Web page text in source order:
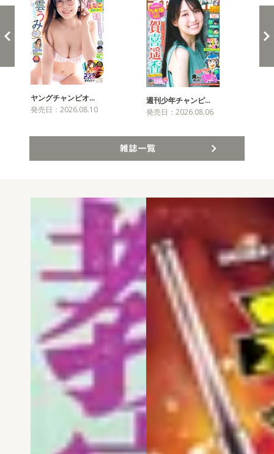
ヤングチャンピオ…
発売日：2026.08.10
週刊少年チャンピ…
発売日：2026.08.06